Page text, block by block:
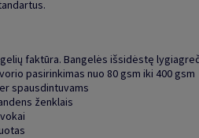
faktūra. Bangelės išsidėstę
pasirinkimas nuo 80 gsm iki 400 gsm
spausdintuvams
ženklais